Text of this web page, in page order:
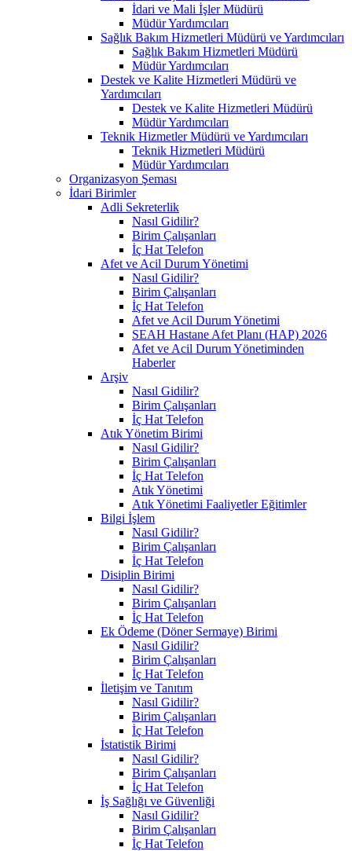
İdari ve Mali İşler Müdürü
Müdür Yardımcıları
Sağlık Bakım Hizmetleri Müdürü ve Yardımcıları
Sağlık Bakım Hizmetleri Müdürü
Müdür Yardımcıları
Destek ve Kalite Hizmetleri Müdürü ve
Yardımcıları
Destek ve Kalite Hizmetleri Müdürü
Müdür Yardımcıları
Teknik Hizmetler Müdürü ve Yardımcıları
Teknik Hizmetleri Müdürü
Müdür Yardımcıları
Organizasyon Şeması
İdari Birimler
Adli Sekreterlik
Nasıl Gidilir?
Birim Çalışanları
İç Hat Telefon
Afet ve Acil Durum Yönetimi
Nasıl Gidilir?
Birim Çalışanları
İç Hat Telefon
Afet ve Acil Durum Yönetimi
SEAH Hastane Afet Planı (HAP) 2026
Afet ve Acil Durum Yönetiminden
Haberler
Arşiv
Nasıl Gidilir?
Birim Çalışanları
İç Hat Telefon
Atık Yönetim Birimi
Nasıl Gidilir?
Birim Çalışanları
İç Hat Telefon
Atık Yönetimi
Atık Yönetimi Faaliyetler Eğitimler
Bilgi İşlem
Nasıl Gidilir?
Birim Çalışanları
İç Hat Telefon
Disiplin Birimi
Nasıl Gidilir?
Birim Çalışanları
İç Hat Telefon
Ek Ödeme (Döner Sermaye) Birimi
Nasıl Gidilir?
Birim Çalışanları
İç Hat Telefon
İletişim ve Tanıtım
Nasıl Gidilir?
Birim Çalışanları
İç Hat Telefon
İstatistik Birimi
Nasıl Gidilir?
Birim Çalışanları
İç Hat Telefon
İş Sağlığı ve Güvenliği
Nasıl Gidilir?
Birim Çalışanları
İç Hat Telefon